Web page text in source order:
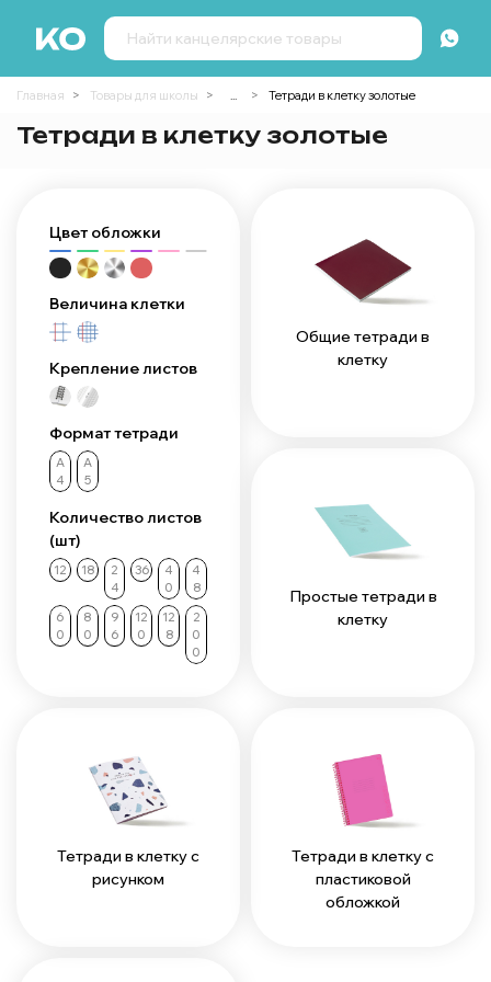
Главная Товары для школы ... Тетради в клетку золотые
Тетради в клетку золотые
Цвет обложки
Величина клетки
Крепление листов
Формат тетради
А
4
А
5
Количество листов
(шт)
12 18
2
4
36
4
0
4
8
6
0
8
0
9
6
12
0
12
8
2
0
0
Общие тетради в
клетку
Простые тетради в
клетку
Тетради в клетку с
рисунком
Тетради в клетку с
пластиковой
обложкой